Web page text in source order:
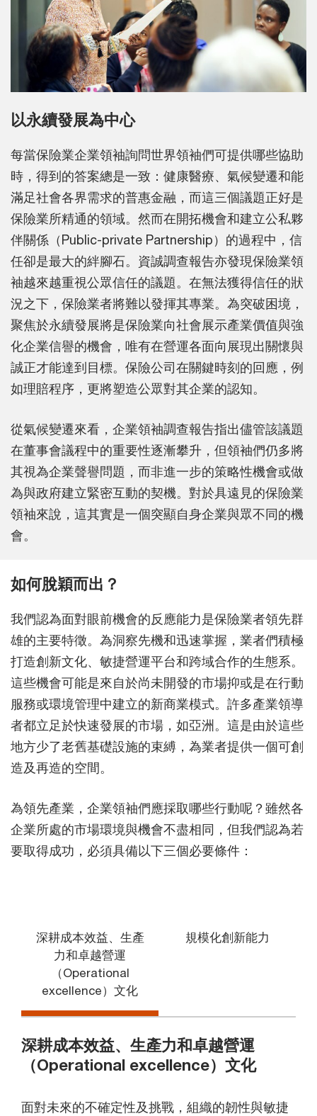
以永續發展為中心
每當保險業企業領袖詢問世界領袖們可提供哪些協助
時，得到的答案總是一致：健康醫療、氣候變遷和能
滿足社會各界需求的普惠金融，而這三個議題正好是
保險業所精通的領域。然而在開拓機會和建立公私夥
伴關係（Public-private Partnership）的過程中，信
任卻是最大的絆腳石。資誠調查報告亦發現保險業領
袖越來越重視公眾信任的議題。在無法獲得信任的狀
況之下，保險業者將難以發揮其專業。為突破困境，
聚焦於永續發展將是保險業向社會展示產業價值與強
化企業信譽的機會，唯有在營運各面向展現出關懷與
誠正才能達到目標。保險公司在關鍵時刻的回應，例
如理賠程序，更將塑造公眾對其企業的認知。
從氣候變遷來看，企業領袖調查報告指出儘管該議題
在董事會議程中的重要性逐漸攀升，但領袖們仍多將
其視為企業聲譽問題，而非進一步的策略性機會或做
為與政府建立緊密互動的契機。對於具遠見的保險業
領袖來說，這其實是一個突顯自身企業與眾不同的機
會。
如何脫穎而出？
我們認為面對眼前機會的反應能力是保險業者領先群
雄的主要特徵。為洞察先機和迅速掌握，業者們積極
打造創新文化、敏捷營運平台和跨域合作的生態系。
這些機會可能是來自於尚未開發的市場抑或是在行動
服務或環境管理中建立的新商業模式。許多產業領導
者都立足於快速發展的市場，如亞洲。這是由於這些
地方少了老舊基礎設施的束縛，為業者提供一個可創
造及再造的空間。
為領先產業，企業領袖們應採取哪些行動呢？雖然各
企業所處的市場環境與機會不盡相同，但我們認為若
要取得成功，必須具備以下三個必要條件：
深耕成本效益、生產
力和卓越營運
（Operational
excellence）文化
規模化創新能力
深耕成本效益、生產力和卓越營運
（Operational excellence）文化
面對未來的不確定性及挑戰，組織的韌性與敏捷